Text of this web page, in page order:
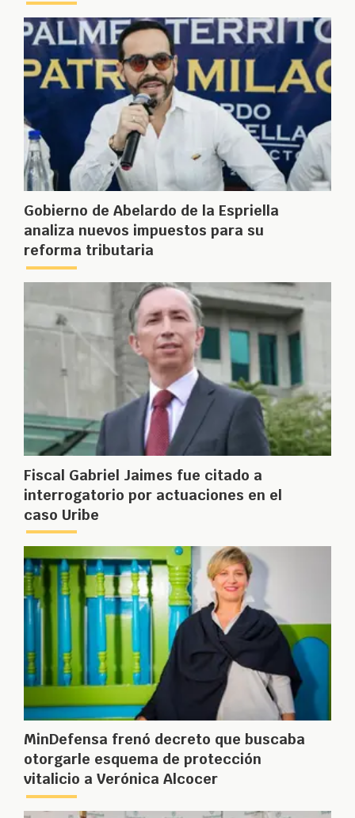
Gobierno de Abelardo de la Espriella
analiza nuevos impuestos para su
reforma tributaria
Fiscal Gabriel Jaimes fue citado a
interrogatorio por actuaciones en el
caso Uribe
MinDefensa frenó decreto que buscaba
otorgarle esquema de protección
vitalicio a Verónica Alcocer